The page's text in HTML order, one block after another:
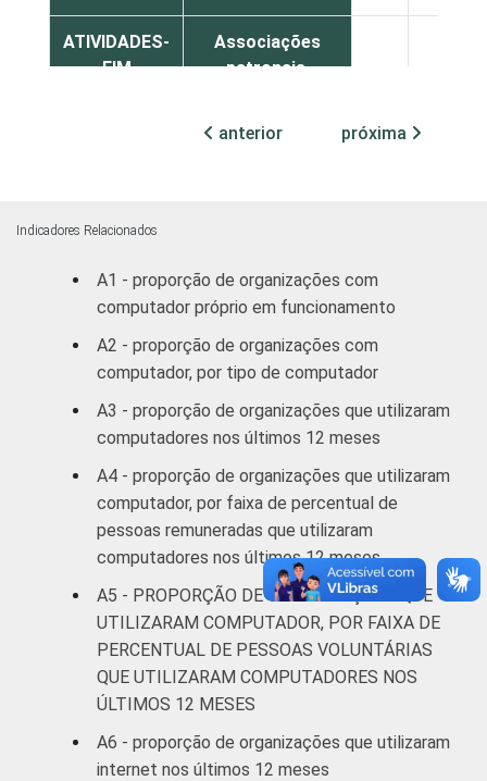
ATIVIDADES-
FIM
Associações
patronais,
e defesa de
direitos
34
Religião 31
Outros 36 1
Base: 2.551 organizações sem fins
lucrativos que declararam ter acesso à
Fonte: NIC.br - out/2012 a mar/2013
anterior próxima
Indicadores Relacionados
A1 - proporção de organizações com
computador próprio em funcionamento
A2 - proporção de organizações com
computador, por tipo de computador
A3 - proporção de organizações que utilizaram
computadores nos últimos 12 meses
A4 - proporção de organizações que utilizaram
computador, por faixa de percentual de
pessoas remuneradas que utilizaram
computadores nos últimos 12 meses
A5 - PROPORÇÃO DE ORGANIZAÇÕES QUE
UTILIZARAM COMPUTADOR, POR FAIXA DE
PERCENTUAL DE PESSOAS VOLUNTÁRIAS
QUE UTILIZARAM COMPUTADORES NOS
ÚLTIMOS 12 MESES
A6 - proporção de organizações que utilizaram
internet nos últimos 12 meses